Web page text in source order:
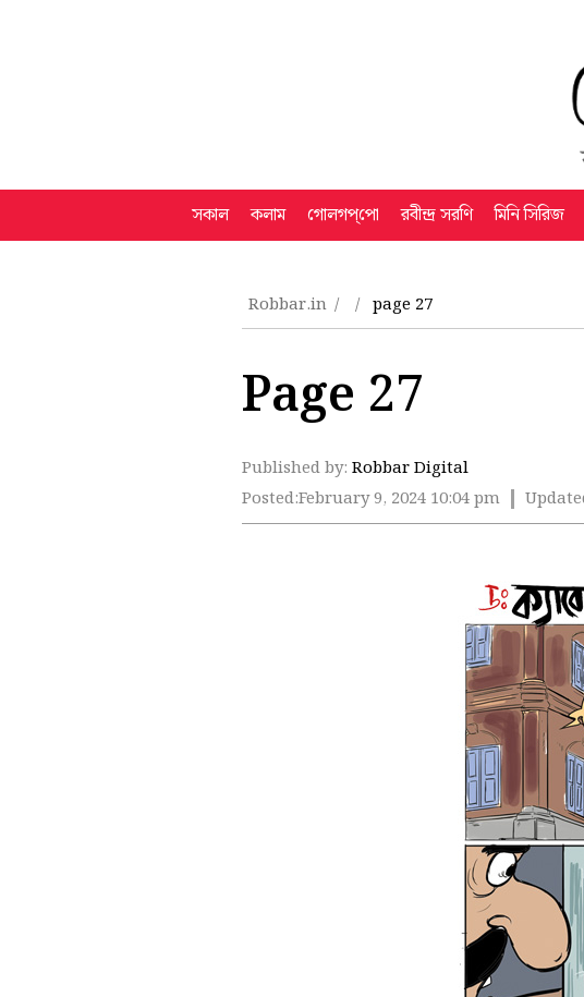
সকাল কলাম গোলগপ্‌পো রবীন্দ্র সরণি মিনি সিরিজ
Robbar.in page 27
Page 27
Published by: Robbar Digital
Posted:February 9, 2024 10:04 pm